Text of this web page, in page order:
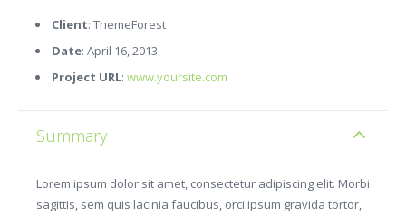
Client: ThemeForest
Date: April 16, 2013
Project URL: www.yoursite.com
Summary
Lorem ipsum dolor sit amet, consectetur adipiscing elit. Morbi
sagittis, sem quis lacinia faucibus, orci ipsum gravida tortor,